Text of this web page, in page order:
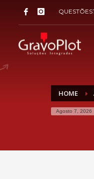
HOME
Agosto 7, 2026